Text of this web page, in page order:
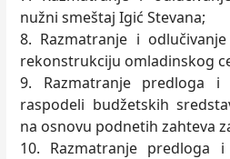
nužni smeštaj Igić Stevana;
8. Razmatranje i
rekonstrukciju omladinskog
9. Razmatranje predloga i
raspodeli budžetskih
na osnovu podnetih zahteva
10. Razmatranje predloga